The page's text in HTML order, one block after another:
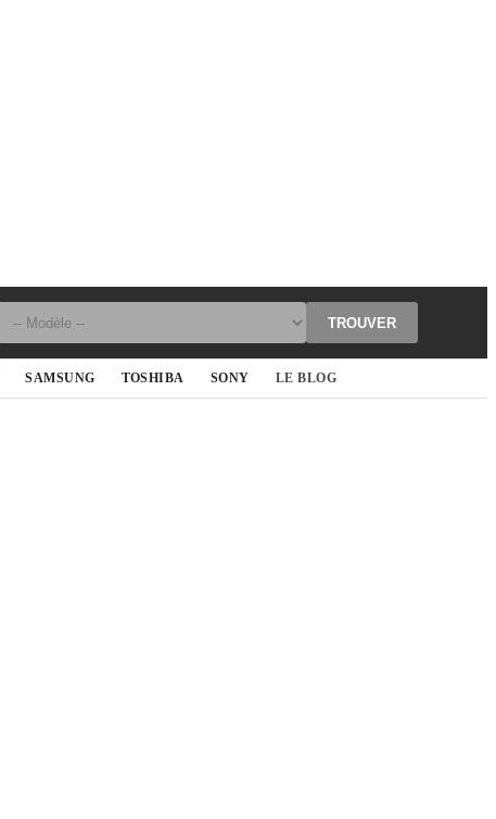
TROUVER
SAMSUNG TOSHIBA SONY LE BLOG